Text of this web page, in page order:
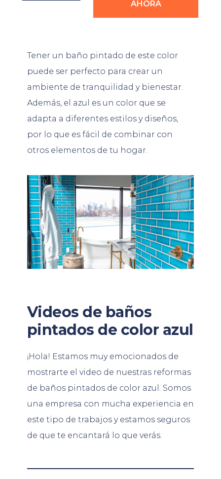
AHORA
Tener un baño pintado de este color
puede ser perfecto para crear un
ambiente de tranquilidad y bienestar.
Además, el azul es un color que se
adapta a diferentes estilos y diseños,
por lo que es fácil de combinar con
otros elementos de tu hogar.
Videos de baños
pintados de color azul
¡Hola! Estamos muy emocionados de
mostrarte el video de nuestras reformas
de baños pintados de color azul. Somos
una empresa con mucha experiencia en
este tipo de trabajos y estamos seguros
de que te encantará lo que verás.